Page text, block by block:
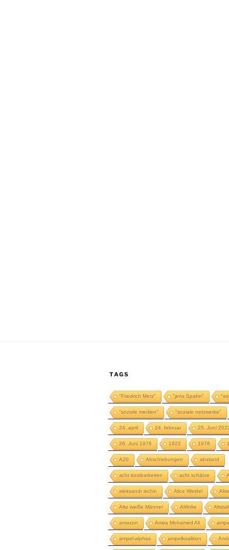
TAGS
"Friedrich Merz" "jens Spahn"
"soziale medien" "soziale netzwerke"
24. april 24. februar 25. Juni
26. Juni 1976 1922 1976
A20 Abschiebungen abstand
acht kostbarkeiten acht schätze
aleksandr ischin Alice Weidel
Alte weiße Männer Altlinke
amazon Amira Mohamed Ali
ampel-alphas ampelkoalition